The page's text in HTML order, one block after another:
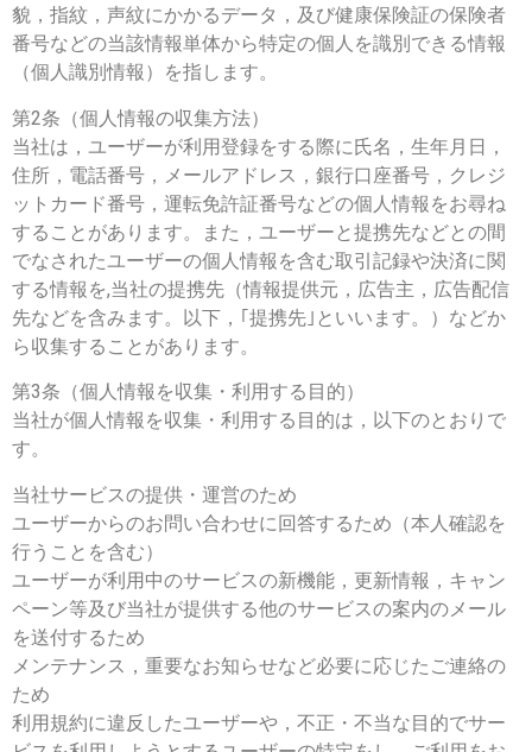
貌，指紋，声紋にかかるデータ，及び健康保険証の保険者
番号などの当該情報単体から特定の個人を識別できる情報
（個人識別情報）を指します。
第2条（個人情報の収集方法）
当社は，ユーザーが利用登録をする際に氏名，生年月日，
住所，電話番号，メールアドレス，銀行口座番号，クレジ
ットカード番号，運転免許証番号などの個人情報をお尋ね
することがあります。また，ユーザーと提携先などとの間
でなされたユーザーの個人情報を含む取引記録や決済に関
する情報を,当社の提携先（情報提供元，広告主，広告配信
先などを含みます。以下，｢提携先｣といいます。）などか
ら収集することがあります。
第3条（個人情報を収集・利用する目的）
当社が個人情報を収集・利用する目的は，以下のとおりで
す。
当社サービスの提供・運営のため
ユーザーからのお問い合わせに回答するため（本人確認を
行うことを含む）
ユーザーが利用中のサービスの新機能，更新情報，キャン
ペーン等及び当社が提供する他のサービスの案内のメール
を送付するため
メンテナンス，重要なお知らせなど必要に応じたご連絡の
ため
利用規約に違反したユーザーや，不正・不当な目的でサー